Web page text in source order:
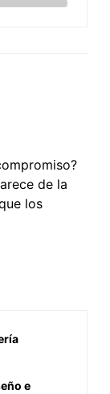
de la
los
e